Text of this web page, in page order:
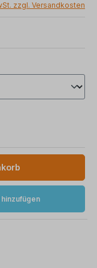
zzgl. Versandkosten
Wert